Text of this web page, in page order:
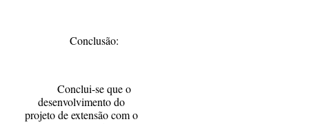
Conclusão:
Conclui-se que o
desenvolvimento do
projeto de extensão com o